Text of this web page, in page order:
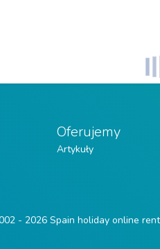
Oferujemy
Artykuły
- 2026 Spain holiday online